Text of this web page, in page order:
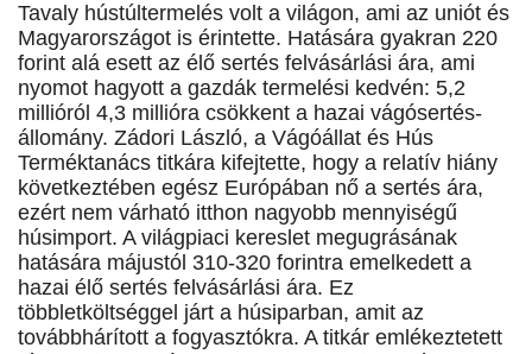
Tavaly hústúltermelés volt a világon, ami az uniót és
Magyarországot is érintette. Hatására gyakran 220
forint alá esett az élő sertés felvásárlási ára, ami
nyomot hagyott a gazdák termelési kedvén: 5,2
millióról 4,3 millióra csökkent a hazai vágósertés-
állomány. Zádori László, a Vágóállat és Hús
Terméktanács titkára kifejtette, hogy a relatív hiány
következtében egész Európában nő a sertés ára,
ezért nem várható itthon nagyobb mennyiségű
húsimport. A világpiaci kereslet megugrásának
hatására májustól 310-320 forintra emelkedett a
hazai élő sertés felvásárlási ára. Ez
többletköltséggel járt a húsiparban, amit az
továbbhárított a fogyasztókra. A titkár emlékeztetett